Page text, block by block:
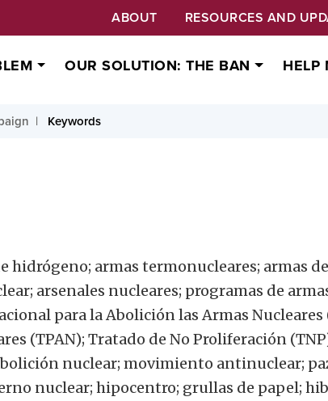
ABOUT RESOURCES AND
OUR SOLUTION: THE BAN HELP
Keywords
hidrógeno; armas termonucleares; armas
arsenales nucleares; programas de
para la Abolición las Armas Nucleares
(TPAN); Tratado de No Proliferación
nuclear; movimiento antinuclear;
nuclear; hipocentro; grullas de papel;